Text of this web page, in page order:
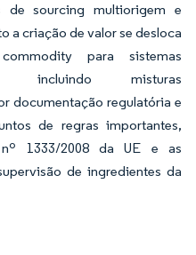
de sourcing multiorigem e
a criação de valor se desloca
para sistemas
incluindo misturas
documentação regulatória e
de regras importantes,
1333/2008 da UE e as
de ingredientes da